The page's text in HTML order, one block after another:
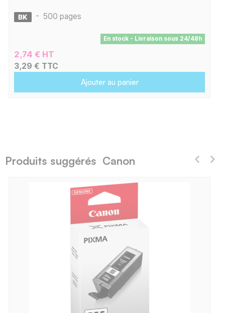
- 500 pages
En stock - Livraison sous 24/48h
2,74 € HT
3,29 € TTC
Ajouter au panier
Produits suggérés Canon